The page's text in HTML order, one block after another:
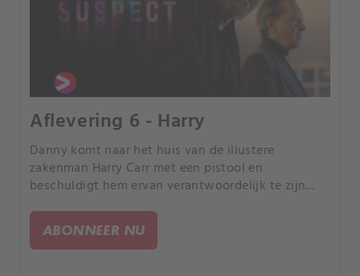
Aflevering 6 - Harry
Danny komt naar het huis van de illustere
zakenman Harry Carr met een pistool en
beschuldigt hem ervan verantwoordelijk te zijn
eigen falen als vader onder ogen te komen.
ABONNEER NU